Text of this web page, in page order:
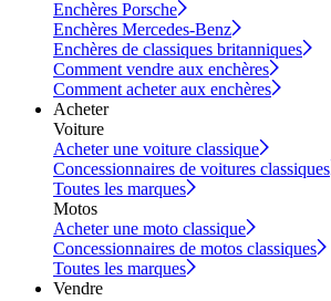
Enchères Porsche
Enchères Mercedes-Benz
Enchères de classiques britanniques
Comment vendre aux enchères
Comment acheter aux enchères
Acheter
Voiture
Acheter une voiture classique
Concessionnaires de voitures classiques
Toutes les marques
Motos
Acheter une moto classique
Concessionnaires de motos classiques
Toutes les marques
Vendre